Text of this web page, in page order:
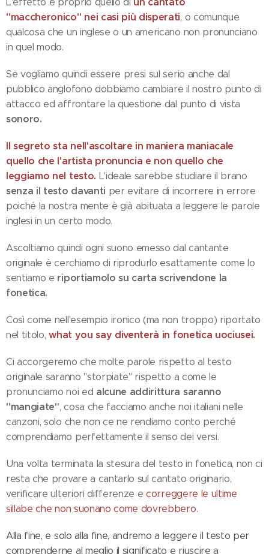
"maccheronico" nei casi più disperati, o comunque
qualcosa che un inglese o un americano non pronunciano
in quel modo.
Se vogliamo quindi essere presi sul serio anche dal
pubblico anglofono dobbiamo cambiare il nostro punto di
attacco ed affrontare la questione dal punto di vista
sonoro.
Il segreto sta nell'ascoltare in maniera maniacale
quello che l'artista pronuncia e non quello che
leggiamo nel testo. L'ideale sarebbe studiare il brano
senza il testo davanti per evitare di incorrere in errore
poiché la nostra mente è già abituata a leggere le parole
inglesi in un certo modo.
Ascoltiamo quindi ogni suono emesso dal cantante
originale è cerchiamo di riprodurlo esattamente come lo
sentiamo e riportiamolo su carta scrivendone la
fonetica.
Così come nell'esempio ironico (ma non troppo) riportato
nel titolo,what you say diventerà in fonetica uociusei.
Ci accorgeremo che molte parole rispetto al testo
originale saranno "storpiate" rispetto a come le
pronunciamo noi ed alcune addirittura saranno
"mangiate", cosa che facciamo anche noi italiani nelle
canzoni, solo che non ce ne rendiamo conto perché
comprendiamo perfettamente il senso dei versi.
Una volta terminata la stesura del testo in fonetica, non ci
resta che provare a cantarlo sul cantato originario,
verificare ulteriori differenze ecorreggere le ultime
sillabe che non suonano come dovrebbero.
Alla fine, e solo alla fine, andremo a leggere il testo per
comprenderne al meglio il significato e riuscire a